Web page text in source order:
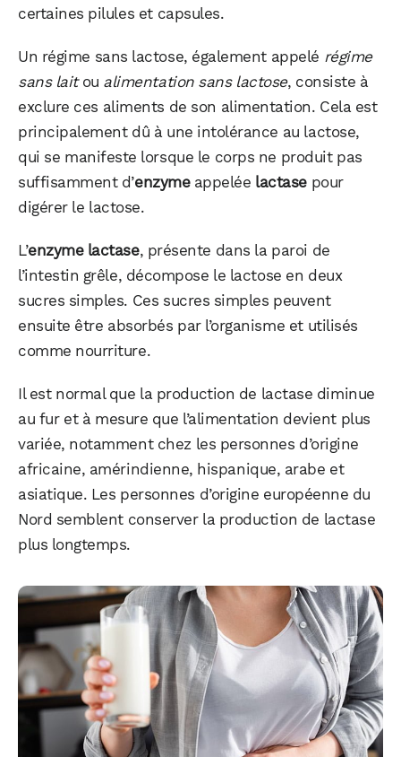
certaines pilules et capsules.
Un régime sans lactose, également appelé régime
sans laitou alimentation sans lactose, consiste à
exclure ces aliments de son alimentation. Cela est
principalement dû à une intolérance au lactose,
qui se manifeste lorsque le corps ne produit pas
suffisamment d’enzymeappelée lactasepour
digérer le lactose.
L’enzyme lactase, présente dans la paroi de
l’intestin grêle, décompose le lactose en deux
sucres simples. Ces sucres simples peuvent
ensuite être absorbés par l’organisme et utilisés
comme nourriture.
Il est normal que la production de lactase diminue
au fur et à mesure que l’alimentation devient plus
variée, notamment chez les personnes d’origine
africaine, amérindienne, hispanique, arabe et
asiatique. Les personnes d’origine européenne du
Nord semblent conserver la production de lactase
plus longtemps.